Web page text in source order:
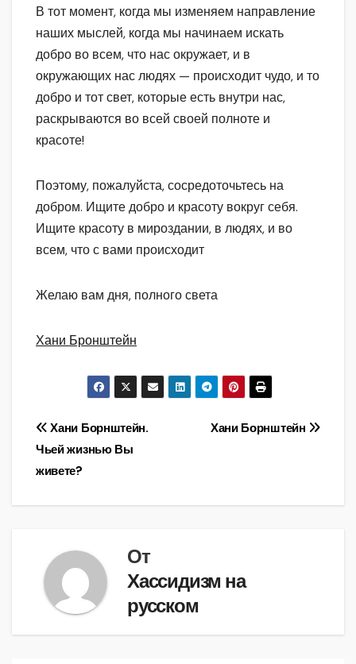
В тот момент, когда мы изменяем направление
наших мыслей, когда мы начинаем искать
добро во всем, что нас окружает, и в
окружающих нас людях — происходит чудо, и то
добро и тот свет, которые есть внутри нас,
раскрываются во всей своей полноте и
красоте!
Поэтому, пожалуйста, сосредоточьтесь на
добром. Ищите добро и красоту вокруг себя.
Ищите красоту в мироздании, в людях, и во
всем, что с вами происходит
Желаю вам дня, полного света
Хани Бронштейн
Навигация
по
записям
Хани Борнштейн
Хани Борнштейн.
Чьей жизнью Вы
живете?
От
Хассидизм на
русском